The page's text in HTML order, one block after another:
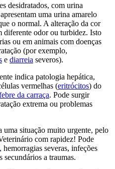
desidratados, com urina
uma urina amarelo
o normal. A alteração da cor
diferente odor ou turbidez. Isto
ou em animais com doenças
(por exemplo,
e diarreia severos).
indica patologia hepática,
vermelhas (eritrócitos) do
da carraça. Pode surgir
extrema ou problemas
uma situação muito urgente, pelo
com rapidez! Pode
, hemorragias severas, infeções
secundários a traumas.